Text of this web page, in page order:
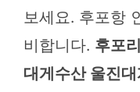
보세요. 후포항
비합니다. 후포
대게수산 울진